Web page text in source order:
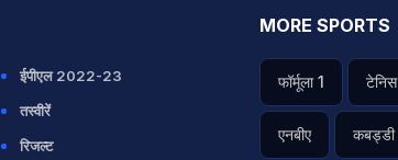
ईपीएल 2022-23
तस्वीरें
रिजल्ट
MORE SPORTS
फॉर्मूला 1 टेनिस
एनबीए कबड्डी